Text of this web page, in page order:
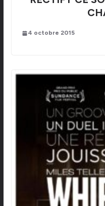
4 octobre 2015